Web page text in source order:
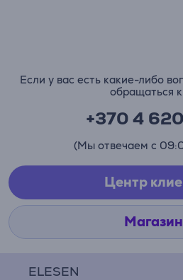
ELESEN
Если у вас есть какие-либо
обращаться
+370 4
(Мы отвечаем с
Центр